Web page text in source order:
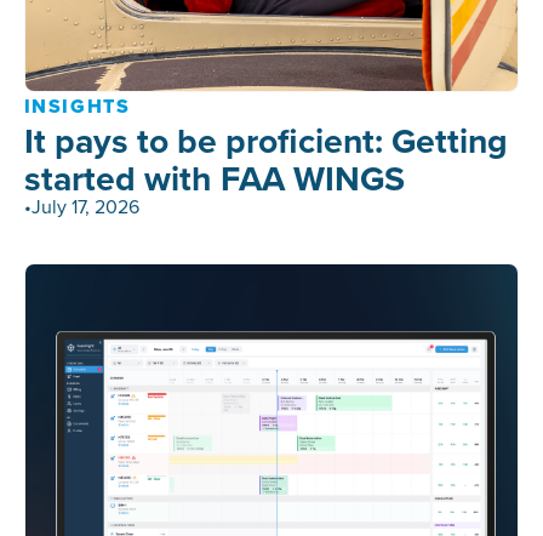
INSIGHTS
It pays to be proficient: Getting
started with FAA WINGS
•July 17, 2026